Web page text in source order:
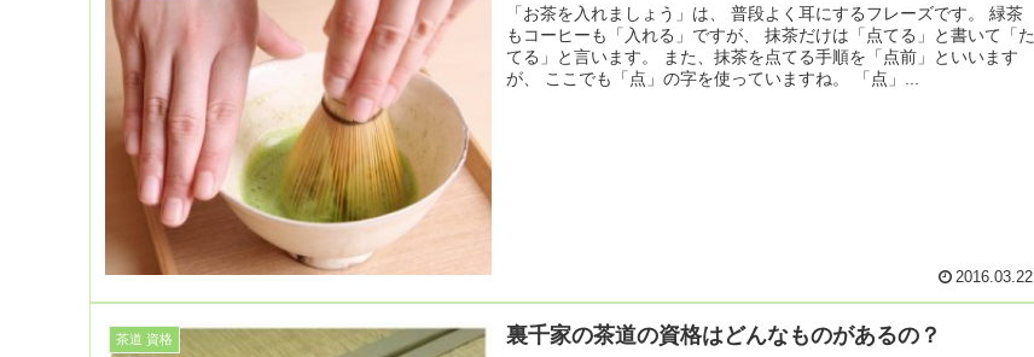
「お茶を入れましょう」は、 普段よく耳にするフレーズです。 緑茶
もコーヒーも「入れる」ですが、 抹茶だけは「点てる」と書いて「た
てる」と言います。 また、抹茶を点てる手順を「点前」といいます
が、 ここでも「点」の字を使っていますね。 「点」...
2016.03.22
茶道 資格 裏千家の茶道の資格はどんなものがあるの？